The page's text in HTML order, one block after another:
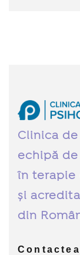
Clinica
echipă
în terapie
și
din